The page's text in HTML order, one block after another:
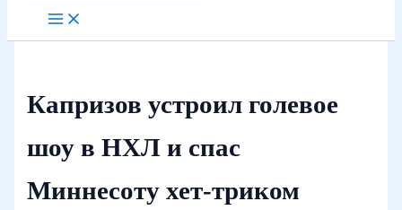
Капризов устроил голевое
шоу в НХЛ и спас
Миннесоту хет-триком